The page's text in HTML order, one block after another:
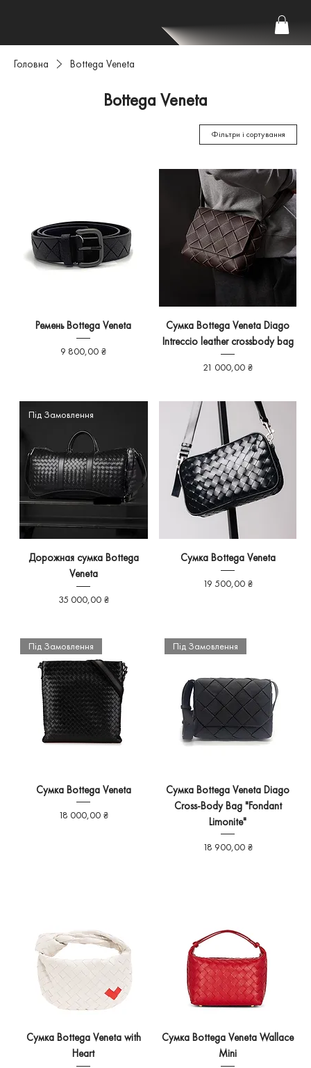
Головна Bottega Veneta
Bottega Veneta
Фільтри і сортування
Ремень Bottega Veneta
Ціна
9 800,00 ₴
Сумка Bottega Veneta Diago
Intreccio leather crossbody bag
Ціна
21 000,00 ₴
Під Замовлення
Дорожная сумка Bottega
Veneta
Ціна
35 000,00 ₴
Сумка Bottega Veneta
Ціна
19 500,00 ₴
Під Замовлення
Сумка Bottega Veneta
Ціна
18 000,00 ₴
Під Замовлення
Сумка Bottega Veneta Diago
Cross-Body Bag "Fondant
Limonite"
Ціна
18 900,00 ₴
Сумка Bottega Veneta with
Heart
Сумка Bottega Veneta Wallace
Mini